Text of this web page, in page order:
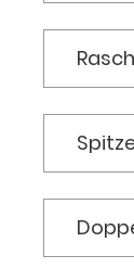
TRIKOT
MORE
TRIKOT
TRIKOT